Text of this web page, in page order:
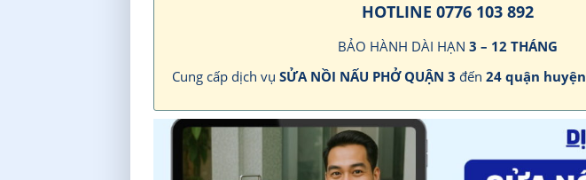
HOTLINE 0776 103 892
BẢO HÀNH DÀI HẠN3 – 12 THÁNG
Cung cấp dịch vụSỬA NỒI NẤU PHỞ QUẬN 3 đến24 quận huyện